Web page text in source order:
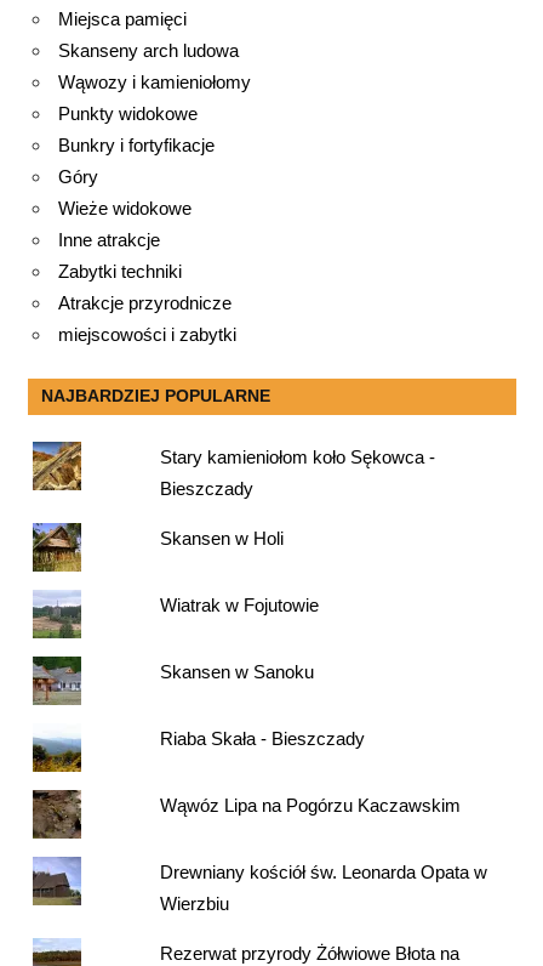
Miejsca pamięci
Skanseny arch ludowa
Wąwozy i kamieniołomy
Punkty widokowe
Bunkry i fortyfikacje
Góry
Wieże widokowe
Inne atrakcje
Zabytki techniki
Atrakcje przyrodnicze
miejscowości i zabytki
NAJBARDZIEJ POPULARNE
Stary kamieniołom koło Sękowca -
Bieszczady
Skansen w Holi
Wiatrak w Fojutowie
Skansen w Sanoku
Riaba Skała - Bieszczady
Wąwóz Lipa na Pogórzu Kaczawskim
Drewniany kościół św. Leonarda Opata w
Wierzbiu
Rezerwat przyrody Żółwiowe Błota na